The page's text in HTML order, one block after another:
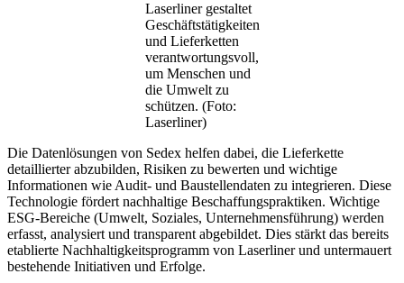
Laserliner gestaltet
Geschäftstätigkeiten
und Lieferketten
verantwortungsvoll,
um Menschen und
die Umwelt zu
schützen. (Foto:
Laserliner)
Die Datenlösungen von Sedex helfen dabei, die Lieferkette
detaillierter abzubilden, Risiken zu bewerten und wichtige
Informationen wie Audit- und Baustellendaten zu integrieren. Diese
Technologie fördert nachhaltige Beschaffungspraktiken. Wichtige
ESG-Bereiche (Umwelt, Soziales, Unternehmensführung) werden
erfasst, analysiert und transparent abgebildet. Dies stärkt das bereits
etablierte Nachhaltigkeitsprogramm von Laserliner und untermauert
bestehende Initiativen und Erfolge.